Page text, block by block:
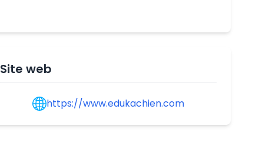
Site web
https://www.edukachien.com